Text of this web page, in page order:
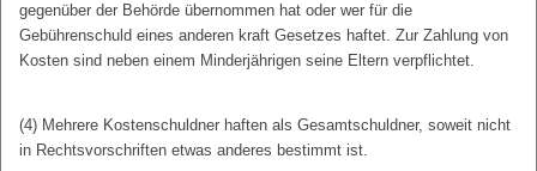
gegenüber der Behörde übernommen hat oder wer für die
Gebührenschuld eines anderen kraft Gesetzes haftet. Zur Zahlung von
Kosten sind neben einem Minderjährigen seine Eltern verpflichtet.
(4) Mehrere Kostenschuldner haften als Gesamtschuldner, soweit nicht
in Rechtsvorschriften etwas anderes bestimmt ist.